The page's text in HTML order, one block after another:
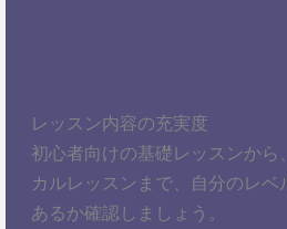
レッスン内容の充実度
初心者向けの基礎レッスンから
カルレッスンまで、自分のレ
あるか確認しましょう。